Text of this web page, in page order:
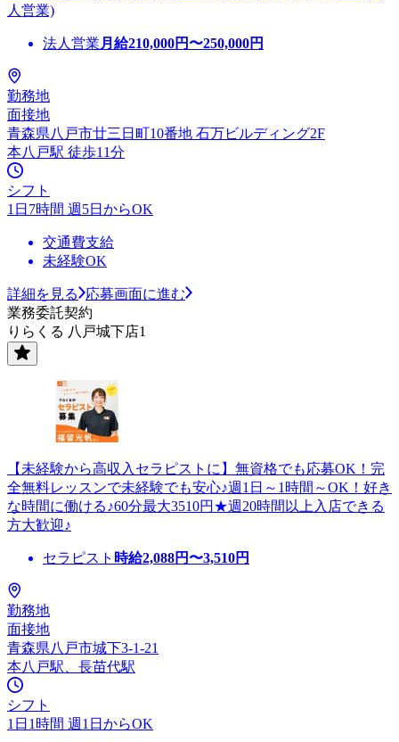
人営業)
法人営業 月給210,000円〜250,000円
勤務地
面接地
青森県八戸市廿三日町10番地 石万ビルディング2F
本八戸駅 徒歩11分
シフト
1日7時間 週5日からOK
交通費支給
未経験OK
詳細を見る
応募画面に進む
業務委託契約
りらくる 八戸城下店1
【未経験から高収入セラピストに】無資格でも応募OK！完
全無料レッスンで未経験でも安心♪週1日～1時間～OK！好き
な時間に働ける♪60分最大3510円★週20時間以上入店できる
方大歓迎♪
セラピスト 時給2,088円〜3,510円
勤務地
面接地
青森県八戸市城下3-1-21
本八戸駅、長苗代駅
シフト
1日1時間 週1日からOK